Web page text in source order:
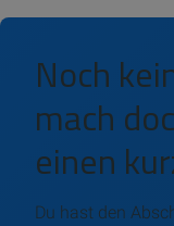
Noch
mach
einen
Du hast den